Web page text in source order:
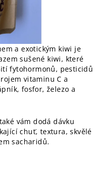
a exotickým kiwi je
sušené kiwi, které
fytohormonů, pesticidů
vitaminu C a
fosfor, železo a
vám dodá dávku
chuť, textura, skvělé
sacharidů.